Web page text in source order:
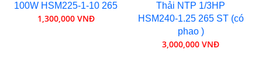
100W HSM225-1-10 265
1,300,000 VNĐ
Thải NTP 1/3HP
HSM240-1.25 265 ST (có
phao )
3,000,000 VNĐ